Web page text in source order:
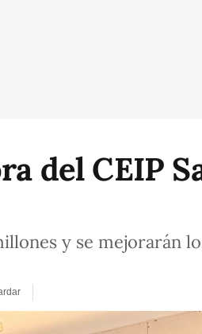
del CEIP
y se mejorarán